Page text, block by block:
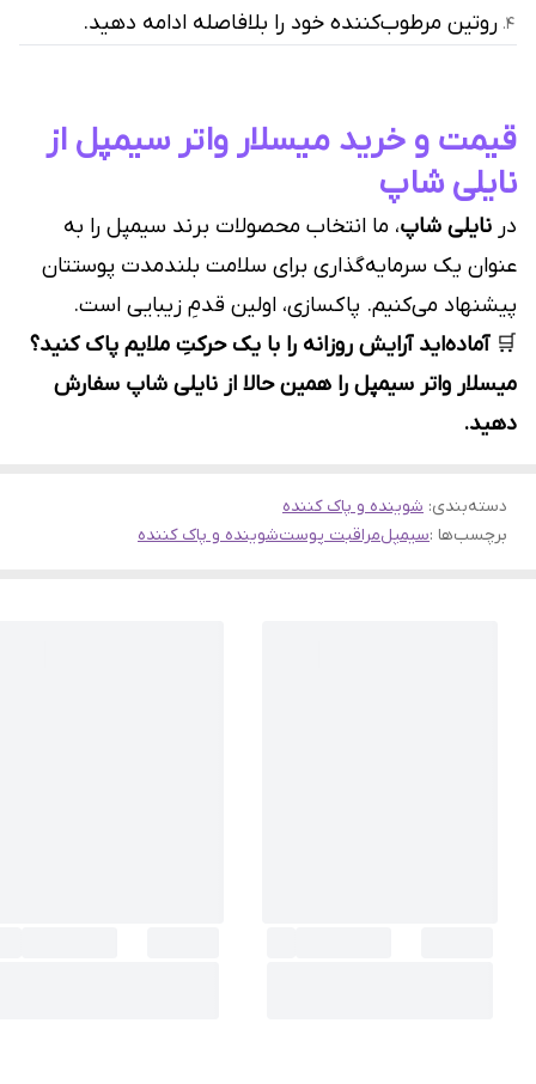
روتین مرطوب‌کننده خود را بلافاصله ادامه دهید.
قیمت و خرید میسلار واتر سیمپل از
نایلی شاپ
در نایلی شاپ، ما انتخاب محصولات برند سیمپل را به
عنوان یک سرمایه‌گذاری برای سلامت بلندمدت پوستتان
پیشنهاد می‌کنیم. پاکسازی، اولین قدمِ زیبایی است.
🛒آماده‌اید آرایش روزانه را با یک حرکتِ ملایم پاک کنید؟
میسلار واتر سیمپل را همین حالا از نایلی شاپ سفارش
دهید.
دسته‌بندی: شوینده و پاک کننده
برچسب‌ها :سیمپلمراقبت پوستشوینده و پاک کننده